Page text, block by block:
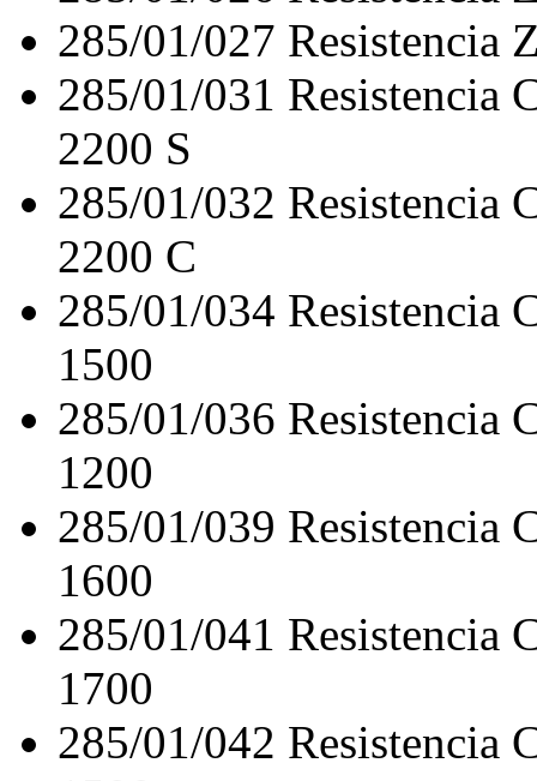
285/01/027 Resistencia
285/01/031 Resistencia
2200 S
285/01/032 Resistencia
2200 C
285/01/034 Resistencia
1500
285/01/036 Resistencia
1200
285/01/039 Resistencia
1600
285/01/041 Resistencia
1700
285/01/042 Resistencia